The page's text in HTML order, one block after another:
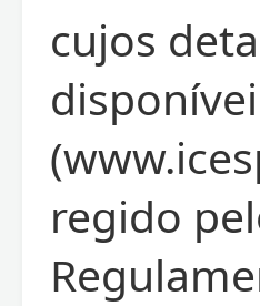
cujos
regido